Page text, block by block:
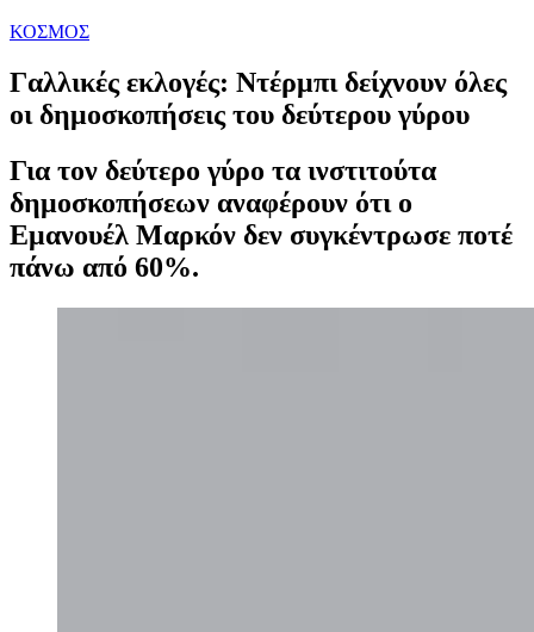
ΚΟΣΜΟΣ
Γαλλικές εκλογές: Ντέρμπι δείχνουν όλες
οι δημοσκοπήσεις του δεύτερου γύρου
Για τον δεύτερο γύρο τα ινστιτούτα
δημοσκοπήσεων αναφέρουν ότι ο
Εμανουέλ Μαρκόν δεν συγκέντρωσε ποτέ
πάνω από 60%.